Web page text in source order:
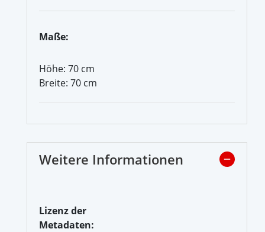
Maße:
Höhe: 70 cm
Breite: 70 cm
Weitere Informationen
Lizenz der
Metadaten: